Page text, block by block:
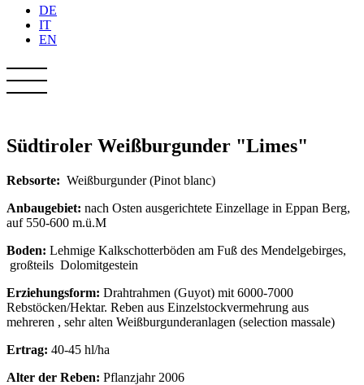
DE
IT
EN
Südtiroler Weißburgunder "Limes"
Rebsorte: Weißburgunder (Pinot blanc)
Anbaugebiet: nach Osten ausgerichtete Einzellage in Eppan Berg,
auf 550-600 m.ü.M
Boden: Lehmige Kalkschotterböden am Fuß des Mendelgebirges,
großteils Dolomitgestein
Erziehungsform: Drahtrahmen (Guyot) mit 6000-7000
Rebstöcken/Hektar. Reben aus Einzelstockvermehrung aus
mehreren , sehr alten Weißburgunderanlagen (selection massale)
Ertrag: 40-45 hl/ha
Alter der Reben: Pflanzjahr 2006